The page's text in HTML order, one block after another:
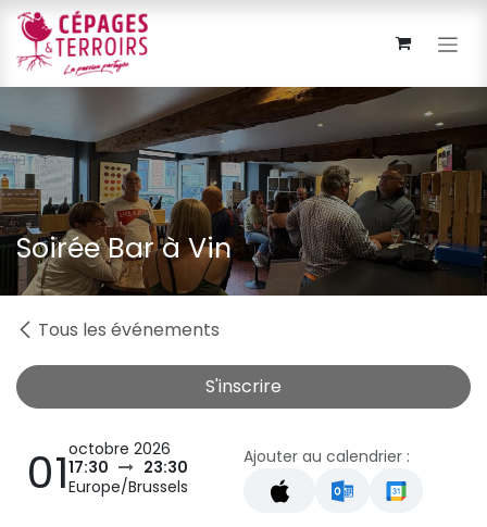
Se rendre au contenu
Soirée Bar à Vin
Tous les événements
S'inscrire
01octobre 2026
17:30
23:30
Europe/Brussels
Ajouter au calendrier :